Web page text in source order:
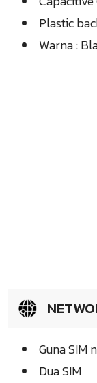
Plastic
Warna :
Guna SIM
Dua SIM